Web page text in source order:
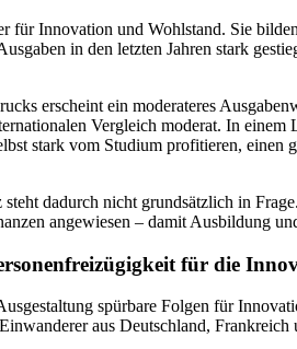
für Innovation und Wohlstand. Sie
in den letzten Jahren stark
erscheint ein moderateres
Vergleich moderat. In
stark vom Studium profitieren,
dadurch nicht grundsätzlich in
angewiesen – damit Ausbildung
für die
spürbare Folgen für
aus Deutschland,